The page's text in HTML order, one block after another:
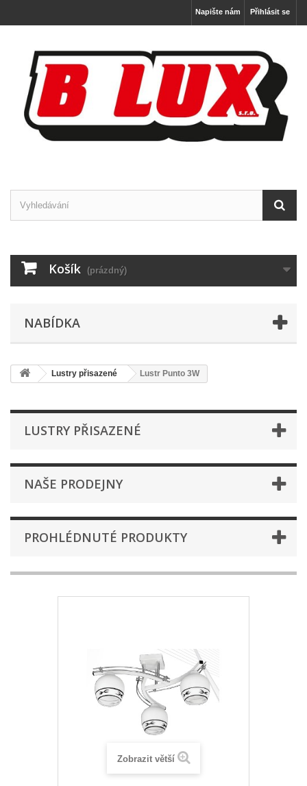
Přihlásit se
Napište nám
Košík (prázdný)
NABÍDKA
Lustry přisazené Lustr Punto 3W
LUSTRY PŘISAZENÉ
NAŠE PRODEJNY
PROHLÉDNUTÉ PRODUKTY
Zobrazit větší